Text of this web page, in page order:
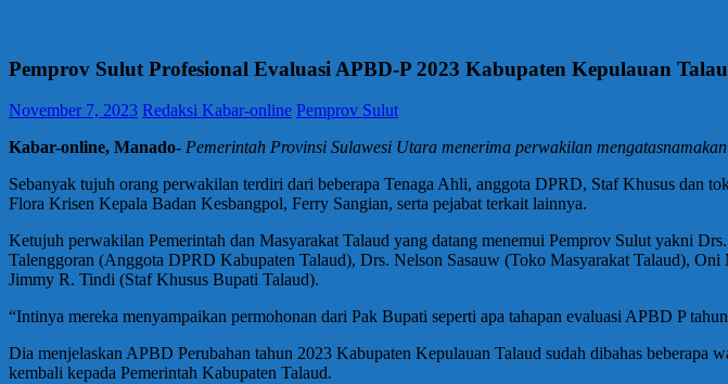
Pemprov Sulut Profesional Evaluasi APBD-P 2023 Kabupaten Kepulauan
November 7, 2023 Redaksi Kabar-online Pemprov Sulut
Kabar-online, Manado- Pemerintah Provinsi Sulawesi Utara menerima perwakilan
Sebanyak tujuh orang perwakilan terdiri dari beberapa Tenaga Ahli, anggota DPRD, Staf Khusus
Flora Krisen Kepala Badan Kesbangpol, Ferry Sangian, serta pejabat terkait lainnya.
Ketujuh perwakilan Pemerintah dan Masyarakat Talaud yang datang menemui Pemprov Sulut yakni
Talenggoran (Anggota DPRD Kabupaten Talaud), Drs. Nelson Sasauw (Toko Masyarakat Talaud),
Jimmy R. Tindi (Staf Khusus Bupati Talaud).
“Intinya mereka menyampaikan permohonan dari Pak Bupati seperti apa tahapan evaluasi APBD P
Dia menjelaskan APBD Perubahan tahun 2023 Kabupaten Kepulauan Talaud sudah dibahas beberapa
kembali kepada Pemerintah Kabupaten Talaud.